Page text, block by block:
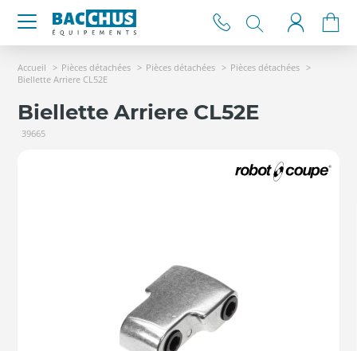
Accueil Pièces détachées Pièces détachées
Pièces détachées
Biellette Arriere CL52E
Biellette Arriere CL52E
39665